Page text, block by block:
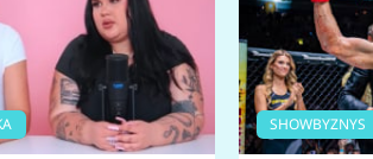
SHOWBYZNYS